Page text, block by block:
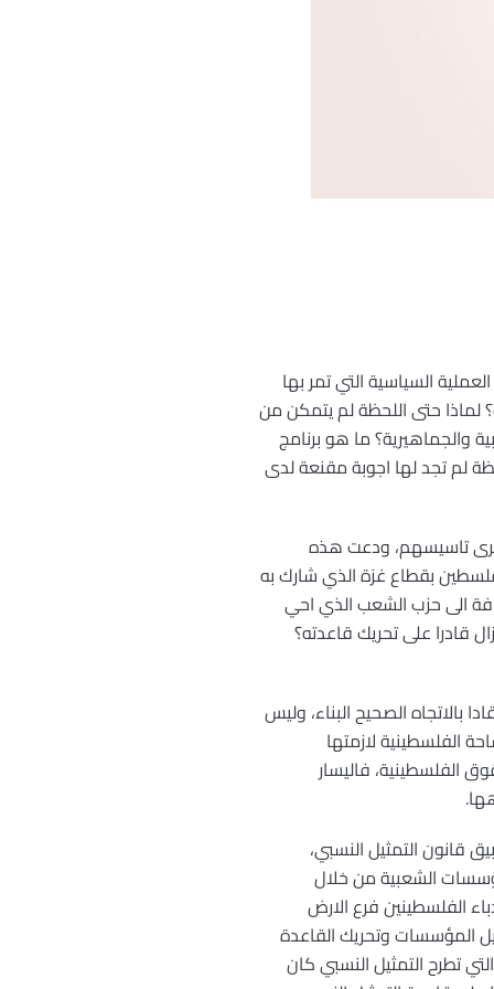
السياسية التي تمر بها
لماذا حتى اللحظة لم يتمكن من
والجماهيرية؟ ما هو برنامج
لم تجد لها اجوبة مقنعة لدى
تاسيسهم، ودعت هذه
فلسطين بقطاع غزة الذي شارك به
اضافة الى حزب الشعب الذي احي
قادرا على تحريك قاعدته؟
بالاتجاه الصحيح البناء، وليس
الفلسطينية لازمتها
الفلسطينية، فاليسار
قانون التمثيل النسبي،
الشعبية من خلال
الفلسطينين فرع الارض
المؤسسات وتحريك القاعدة
تطرح التمثيل النسبي كان